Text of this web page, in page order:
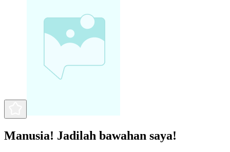
Manusia! Jadilah bawahan saya!